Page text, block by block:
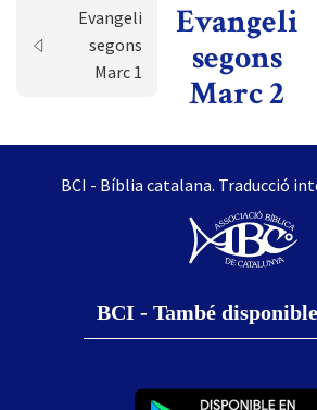
Evangeli
segons
Marc 1
Evangeli
segons
Marc 2
BCI - Bíblia catalana. Traducció
BCI - També